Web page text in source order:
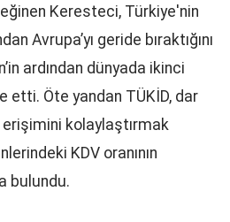
Keresteci, Türkiye'nin
Avrupa’yı geride bıraktığını
ardından dünyada ikinci
etti. Öte yandan TÜKİD, dar
kolaylaştırmak
KDV oranının
bulundu.